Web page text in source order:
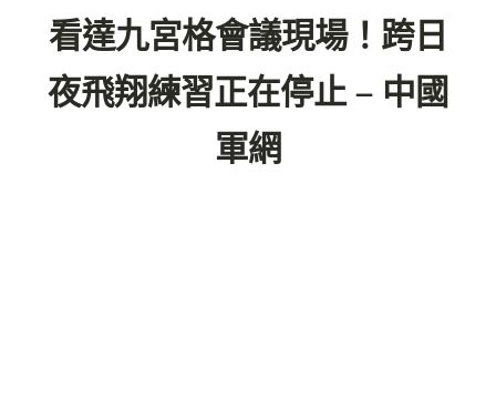
看達九宮格會議現場！跨日
夜飛翔練習正在停止 – 中國
軍網